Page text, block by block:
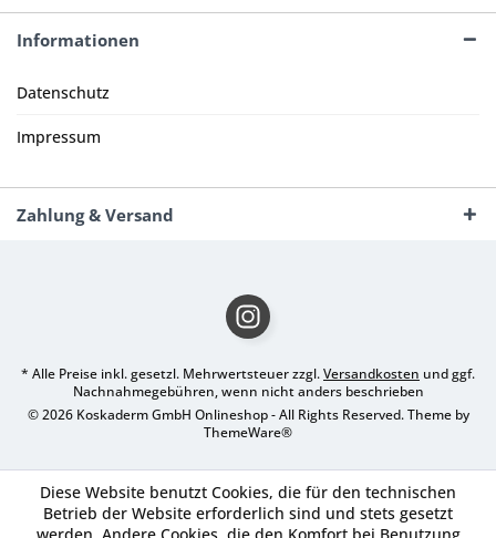
Informationen
Datenschutz
Impressum
Zahlung & Versand
* Alle Preise inkl. gesetzl. Mehrwertsteuer zzgl.Versandkosten und ggf.
Nachnahmegebühren, wenn nicht anders beschrieben
© 2026 Koskaderm GmbH Onlineshop - All Rights Reserved. Theme by
ThemeWare®
Diese Website benutzt Cookies, die für den technischen
Betrieb der Website erforderlich sind und stets gesetzt